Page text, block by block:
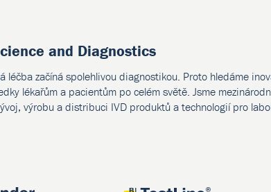
and Diagnostics
léčba začíná spolehlivou diagnostikou. Proto hledáme
lékařům a pacientům po celém světě. Jsme
výrobu a distribuci IVD produktů a technologií pro